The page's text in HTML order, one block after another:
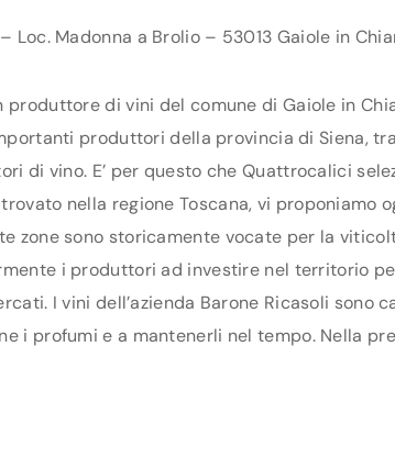
Loc. Madonna a Brolio – 53013 Gaiole in
produttore di vini del comune di Gaiole in
produttori della provincia di Siena,
di vino. E’ per questo che Quattrocalici
nella regione Toscana, vi proponiamo
zone sono storicamente vocate per la
i produttori ad investire nel territorio
I vini dell’azienda Barone Ricasoli
i profumi e a mantenerli nel tempo. Nella